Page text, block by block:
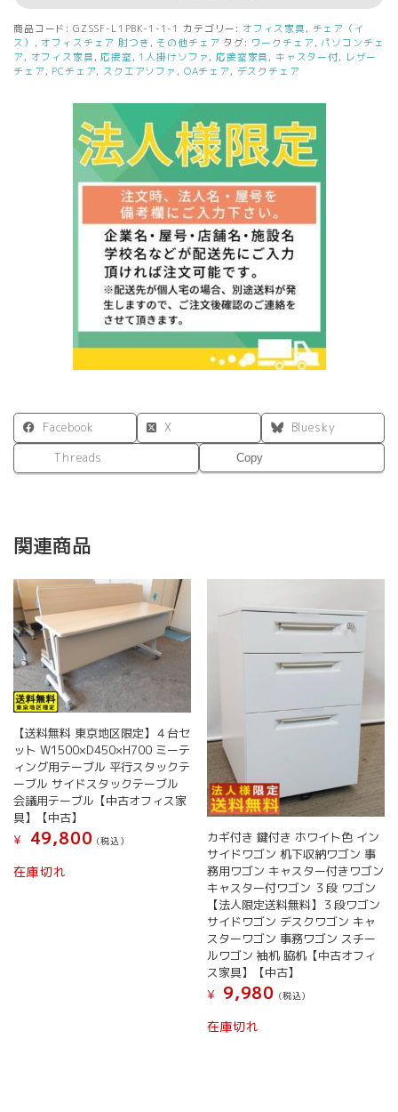
商品コード: GZSSF-L1PBK-1-1-1 カテゴリー: オフィス家具 , チェア（イ
ス） , オフィスチェア 肘つき ,その他チェア タグ: ワークチェア , パソコンチェ
ア , オフィス家具 ,応接室 , 1人掛けソファ ,応接室家具 , キャスター付, レザー
チェア , PCチェア, スクエアソファ , OAチェア , デスクチェア
Facebook X
Bluesky
Threads
Copy
関連商品
【送料無料 東京地区限定】４台セ
ット W1500×D450×H700 ミーテ
ィング用テーブル 平行スタックテ
ーブル サイドスタックテーブル
会議用テーブル【中古オフィス家
具】【中古】
¥
49,800 (税込）
在庫切れ
カギ付き 鍵付き ホワイト色 イン
サイドワゴン 机下収納ワゴン 事
務用ワゴン キャスター付きワゴン
キャスター付ワゴン ３段 ワゴン
【法人限定送料無料】３段ワゴン
サイドワゴン デスクワゴン キャ
スターワゴン 事務ワゴン スチー
ルワゴン 袖机 脇机【中古オフィ
ス家具】【中古】
¥
9,980 (税込）
在庫切れ